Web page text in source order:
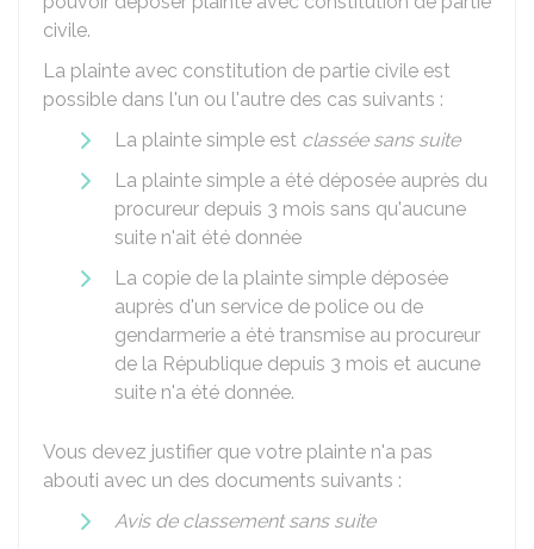
civile.
La plainte avec constitution de partie civile est
possible dans l'un ou l'autre des cas suivants :
La plainte simple est classée sans suite
La plainte simple a été déposée auprès du
procureur depuis 3 mois sans qu'aucune
suite n'ait été donnée
La copie de la plainte simple déposée
auprès d'un service de police ou de
gendarmerie a été transmise au procureur
de la République depuis 3 mois et aucune
suite n'a été donnée.
Vous devez justifier que votre plainte n'a pas
abouti avec un des documents suivants :
Avis de classement sans suite